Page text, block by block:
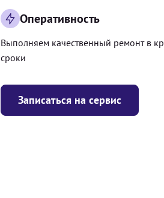
Записаться на сервис
Оперативность
Выполняем качественный ремонт в
сроки